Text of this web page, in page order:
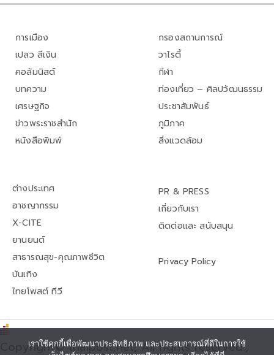
การเมือง
เปลว สีเงิน
คอลัมนิสต์
บทความ
เศรษฐกิจ
ข่าวพระราชสำนัก
หนังสือพิมพ์
กรองสถานการณ์
วาไรตี้
กีฬา
ท่องเที่ยว – ศิลปวัฒนธรรม
ประชาสัมพันธ์
ภูมิภาค
สิ่งแวดล้อม
ต่างประเทศ
อาชญากรรม
X-CITE
ยานยนต์
สาธารณสุข-คุณภาพชีวิต
บันเทิง
ไทยโพสต์ ทีวี
PR & PRESS
เกี่ยวกับเรา
ติดต่อและ สนับสนุน
Privacy Policy
Copyright© thaipost.net, All rights reserved.,
เราใช้คุกกี้เพื่อพัฒนาประสิทธิภาพ และประสบการณ์ที่ดีในการใช้